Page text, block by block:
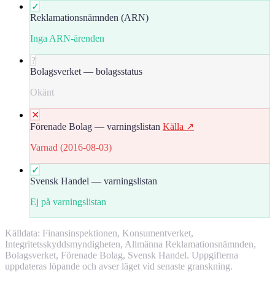
✓
Reklamationsnämnden (ARN)
Inga ARN-ärenden
?
Bolagsverket — bolagsstatus
Okänt
✕
Förenade Bolag — varningslistan Källa ↗
Varnad (2016-08-03)
✓
Svensk Handel — varningslistan
Ej på varningslistan
Källdata: Finansinspektionen, Konsumentverket,
Integritetsskyddsmyndigheten, Allmänna Reklamationsnämnden,
Bolagsverket, Förenade Bolag, Svensk Handel. Uppgifterna
uppdateras löpande och avser läget vid senaste granskning.